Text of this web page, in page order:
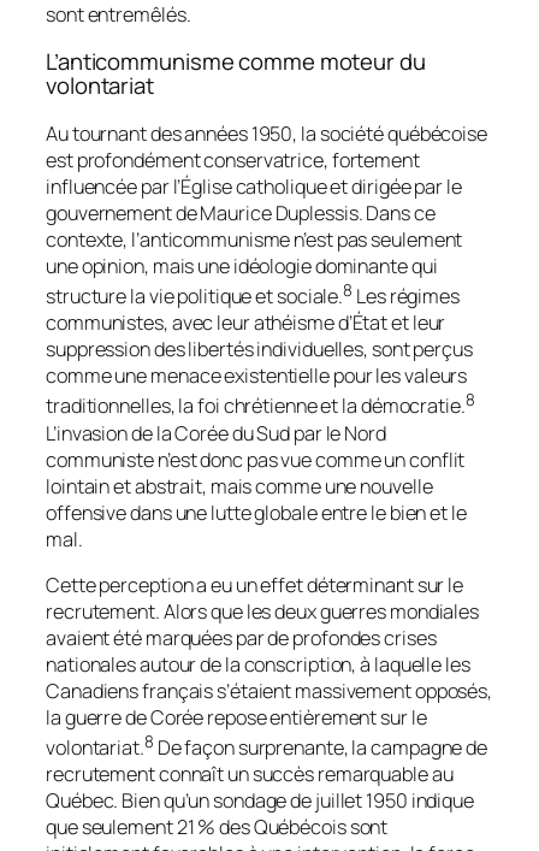
sont entremêlés.
L’anticommunisme comme moteur du
volontariat
Au tournant des années 1950, la société québécoise
est profondément conservatrice, fortement
influencée par l’Église catholique et dirigée par le
gouvernement de Maurice Duplessis. Dans ce
contexte, l’anticommunisme n’est pas seulement
une opinion, mais une idéologie dominante qui
structure la vie politique et sociale.8 Les régimes
communistes, avec leur athéisme d’État et leur
suppression des libertés individuelles, sont perçus
comme une menace existentielle pour les valeurs
traditionnelles, la foi chrétienne et la démocratie.8
L’invasion de la Corée du Sud par le Nord
communiste n’est donc pas vue comme un conflit
lointain et abstrait, mais comme une nouvelle
offensive dans une lutte globale entre le bien et le
mal.
Cette perception a eu un effet déterminant sur le
recrutement. Alors que les deux guerres mondiales
avaient été marquées par de profondes crises
nationales autour de la conscription, à laquelle les
Canadiens français s’étaient massivement opposés,
la guerre de Corée repose entièrement sur le
volontariat.8 De façon surprenante, la campagne de
recrutement connaît un succès remarquable au
Québec. Bien qu’un sondage de juillet 1950 indique
que seulement 21 % des Québécois sont